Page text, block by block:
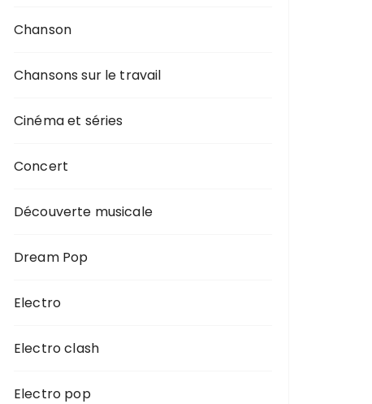
Chanson
Chansons sur le travail
Cinéma et séries
Concert
Découverte musicale
Dream Pop
Electro
Electro clash
Electro pop